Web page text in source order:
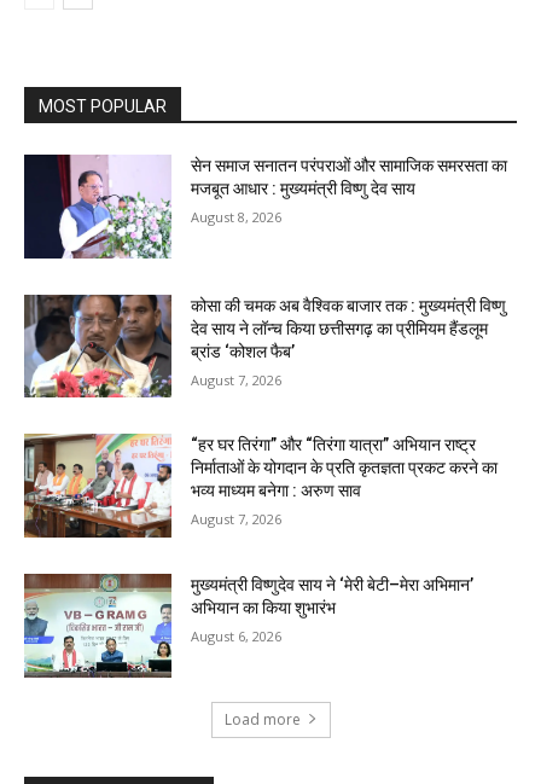
MOST POPULAR
सेन समाज सनातन परंपराओं और सामाजिक समरसता का
मजबूत आधार : मुख्यमंत्री विष्णु देव साय
August 8, 2026
कोसा की चमक अब वैश्विक बाजार तक : मुख्यमंत्री विष्णु
देव साय ने लॉन्च किया छत्तीसगढ़ का प्रीमियम हैंडलूम
ब्रांड ‘कोशल फैब’
August 7, 2026
“हर घर तिरंगा” और “तिरंगा यात्रा” अभियान राष्ट्र
निर्माताओं के योगदान के प्रति कृतज्ञता प्रकट करने का
भव्य माध्यम बनेगा : अरुण साव
August 7, 2026
मुख्यमंत्री विष्णुदेव साय ने ‘मेरी बेटी–मेरा अभिमान’
अभियान का किया शुभारंभ
August 6, 2026
Load more